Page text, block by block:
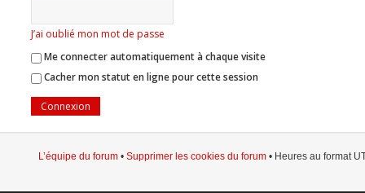
J’ai oublié mon mot de passe
Me connecter automatiquement à chaque visite
Cacher mon statut en ligne pour cette session
L’équipe du forum • Supprimer les cookies du forum • Heures au format